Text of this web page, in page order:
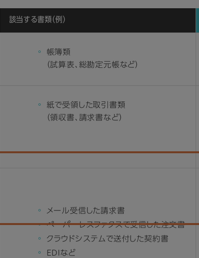
該当する書類（例）
帳簿類
（試算表、総勘定元帳など）
紙で受領した取引書類
（領収書、請求書など）
メール受信した請求書
ペーパーレスファクスで受信した注文書
クラウドシステムで送付した契約書
EDIなど